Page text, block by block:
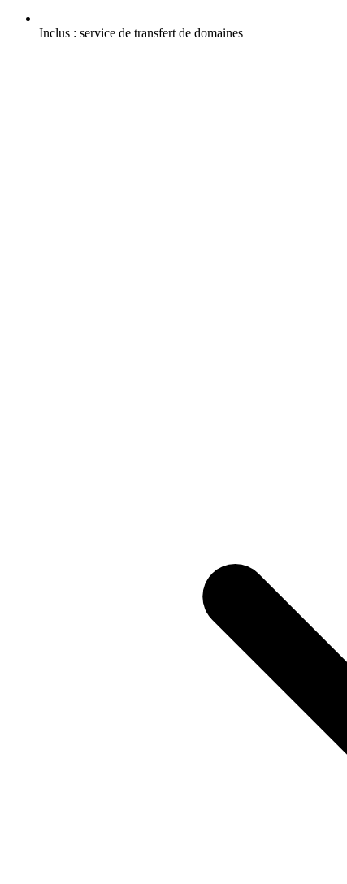
Inclus : service de transfert de domaines